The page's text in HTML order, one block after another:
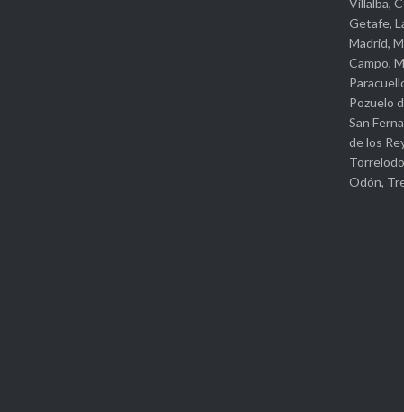
Villalba,
Getafe,
Madrid,
Campo,
Pozuelo
San
de los
Odón,